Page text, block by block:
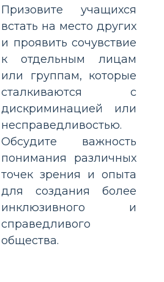
Призовите учащихся
встать на место других
и проявить сочувствие
к отдельным лицам
или группам, которые
сталкиваются с
дискриминацией или
несправедливостью.
Обсудите важность
понимания различных
точек зрения и опыта
для создания более
инклюзивного и
справедливого
общества.